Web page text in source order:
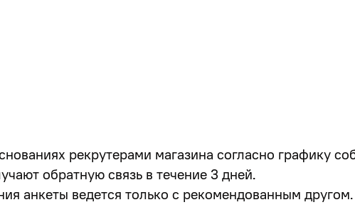
рекрутерами магазина согласно графику
обратную связь в течение 3 дней.
анкеты ведется только с рекомендованным другом.